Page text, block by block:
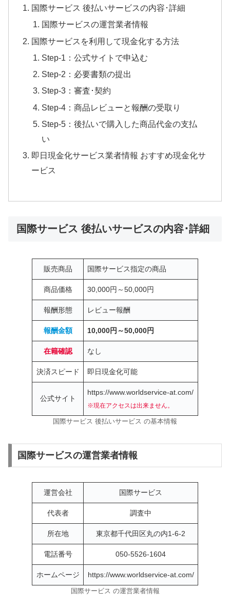
国際サービス 後払いサービスの内容･詳細
国際サービスの運営業者情報
国際サービスを利用して現金化する方法
Step-1：公式サイトで申込む
Step-2：必要書類の提出
Step-3：審査･契約
Step-4：商品レビューと報酬の受取り
Step-5：後払いで購入した商品代金の支払
い
即日現金化サービス業者情報 おすすめ現金化サ
ービス
国際サービス 後払いサービスの内容･詳細
販売商品 国際サービス指定の商品
商品価格 30,000円～50,000円
報酬形態 レビュー報酬
報酬金額 10,000円～50,000円
在籍確認 なし
決済スピード 即日現金化可能
公式サイト
https://www.worldservice-at.com/
※現在アクセスは出来ません。
国際サービス 後払いサービス の基本情報
国際サービスの運営業者情報
運営会社 国際サービス
代表者 調査中
所在地 東京都千代田区丸の内1-6-2
電話番号 050-5526-1604
ホームページ https://www.worldservice-at.com/
国際サービス の運営業者情報